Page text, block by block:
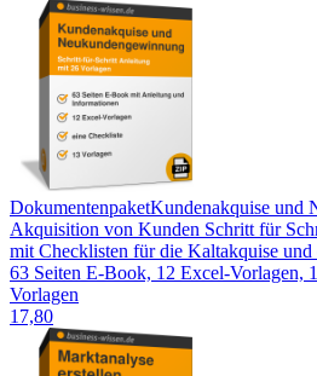
DokumentenpaketKundenakquise und
Akquisition von Kunden Schritt für
mit Checklisten für die Kaltakquise
63 Seiten E-Book, 12 Excel-Vorlagen,
Vorlagen
17,80